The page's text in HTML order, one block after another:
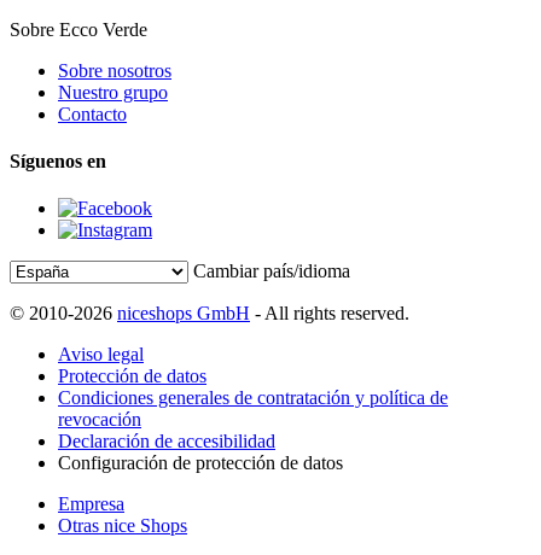
Sobre Ecco Verde
Sobre nosotros
Nuestro grupo
Contacto
Síguenos en
Cambiar país/idioma
© 2010-2026 niceshops GmbH - All rights reserved.
Aviso legal
Protección de datos
Condiciones generales de contratación y política de
revocación
Declaración de accesibilidad
Configuración de protección de datos
Empresa
Otras nice Shops